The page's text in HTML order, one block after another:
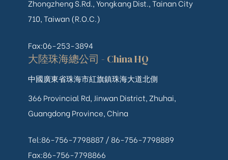
Zhongzheng S.Rd., Yongkang Dist., Tainan City
710, Taiwan (R.O.C.)
Fax:06-253-3894
大陸珠海總公司 - China HQ
中國廣東省珠海市紅旗鎮珠海大道北側
366 Provincial Rd, Jinwan District, Zhuhai,
Guangdong Province, China
Tel:86-756-7798887 / 86-756-7798889
Fax:86-756-7798866